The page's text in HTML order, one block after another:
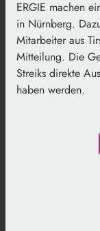
ERGIE machen
in Nürnberg.
Mitarbeiter aus
Mitteilung. Die
Streiks direkte
haben werden.